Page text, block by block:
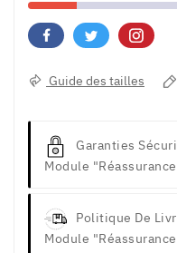
Guide des tailles
Garanties
Module
Politique De
Module